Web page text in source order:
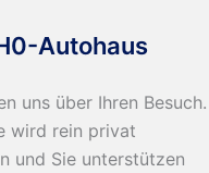
Autohaus
uns über Ihren Besuch.
wird rein privat
und Sie unterstützen